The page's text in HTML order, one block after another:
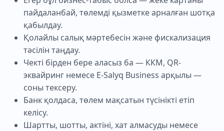
пайдаланбай, төлемді қызметке арналған шотқа
қабылдау.
Қолайлы салық мәртебесін және фискализация
тәсілін таңдау.
Чекті бірден бере аласыз ба — ККМ, QR-
эквайринг немесе E-Salyq Business арқылы —
соны тексеру.
Банк қолдаса, төлем мақсатын түсінікті етіп
келісу.
Шартты, шотты, актіні, хат алмасуды немесе